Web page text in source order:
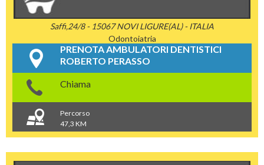
Saffi,24/8 - 15067 NOVI LIGURE(AL) - ITALIA
Odontoiatria
PRENOTA AMBULATORI DENTISTICI
ROBERTO PERASSO
Chiama
Percorso
47,3 KM